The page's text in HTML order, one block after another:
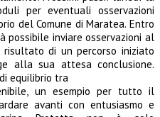
per eventuali osservazioni
del Comune di Maratea. Entro
possibile inviare osservazioni al
di un percorso iniziato
alla sua attesa conclusione.
equilibrio tra
un esempio per tutto il
avanti con entusiasmo e